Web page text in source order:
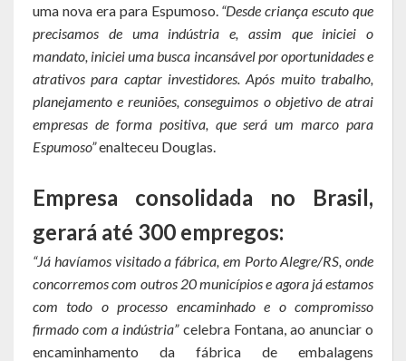
Cultura e Turismo
Pontos Turísticos
Gastronomia
Hospedagem
Galeria de Fotos
Notícias
uma nova era para Espumoso. “Desde criança escuto que
precisamos de uma indústria e, assim que iniciei o
mandato, iniciei uma busca incansável por oportunidades e
atrativos para captar investidores. Após muito trabalho,
planejamento e reuniões, conseguimos o objetivo de atrai
empresas de forma positiva, que será um marco para
Espumoso”enalteceu Douglas.
Empresa consolidada no Brasil,
gerará até 300 empregos:
“Já havíamos visitado a fábrica, em Porto Alegre/RS, onde
concorremos com outros 20 municípios e agora já estamos
com todo o processo encaminhado e o compromisso
firmado com a indústria”celebra Fontana, ao anunciar o
encaminhamento da fábrica de embalagens